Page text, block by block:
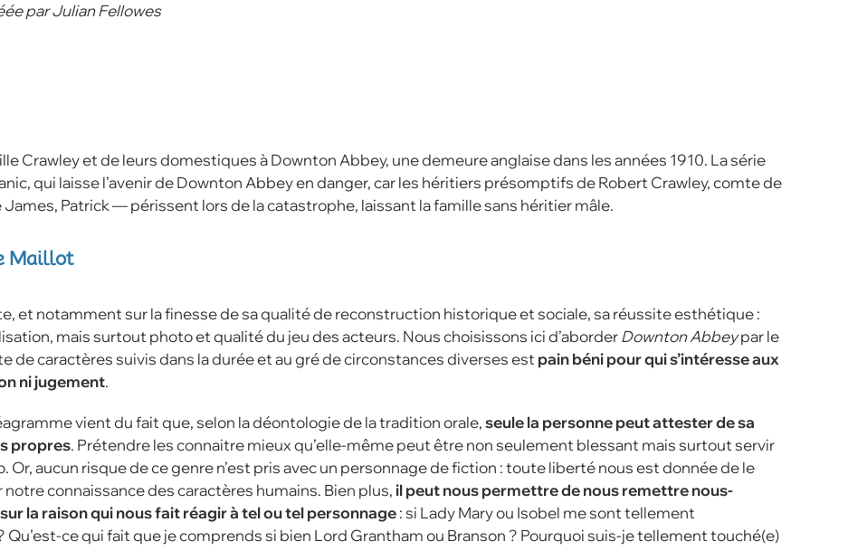
par Julian Fellowes
Crawley et de leurs domestiques à Downton Abbey, une demeure anglaise dans les années 1910. La série
qui laisse l’avenir de Downton Abbey en danger, car les héritiers présomptifs de Robert Crawley, comte de
Patrick — périssent lors de la catastrophe, laissant la famille sans héritier mâle.
Maillot
et notamment sur la finesse de sa qualité de reconstruction historique et sociale, sa réussite esthétique :
mais surtout photo et qualité du jeu des acteurs. Nous choisissons ici d’aborderDownton Abbeypar le
de caractères suivis dans la durée et au gré de circonstances diverses est pain béni pour qui s’intéresse aux
ni jugement.
vient du fait que, selon la déontologie de la tradition orale,seule la personne peut attester de sa
propres. Prétendre les connaitre mieux qu’elle-même peut être non seulement blessant mais surtout servir
aucun risque de ce genre n’est pris avec un personnage de fiction : toute liberté nous est donnée de le
connaissance des caractères humains. Bien plus,il peut nous permettre de nous remettre nous-
la raison qui nous fait réagir à tel ou tel personnage: si Lady Mary ou Isobel me sont tellement
ce qui fait que je comprends si bien Lord Grantham ou Branson ? Pourquoi suis-je tellement touché(e)